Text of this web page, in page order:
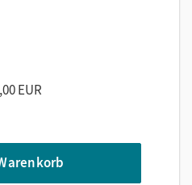
EUR